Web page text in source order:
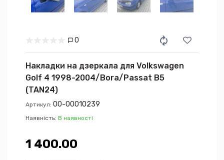
0
Накладки на дзеркала для Volkswagen
Golf 4 1998-2004/Bora/Passat B5
(TAN24)
Артикул: 00-00010239
Наявність: В наявності
1 400.00₴